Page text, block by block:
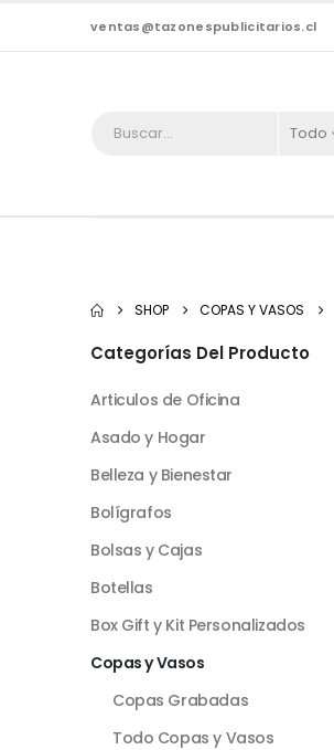
ventas@tazonespublicitarios.cl
Todo
SHOP COPAS Y VASOS
Categorías Del Producto
Articulos de Oficina
Asado y Hogar
Belleza y Bienestar
Bolígrafos
Bolsas y Cajas
Botellas
Box Gift y Kit Personalizados
Copas y Vasos
Copas Grabadas
Todo Copas y Vasos